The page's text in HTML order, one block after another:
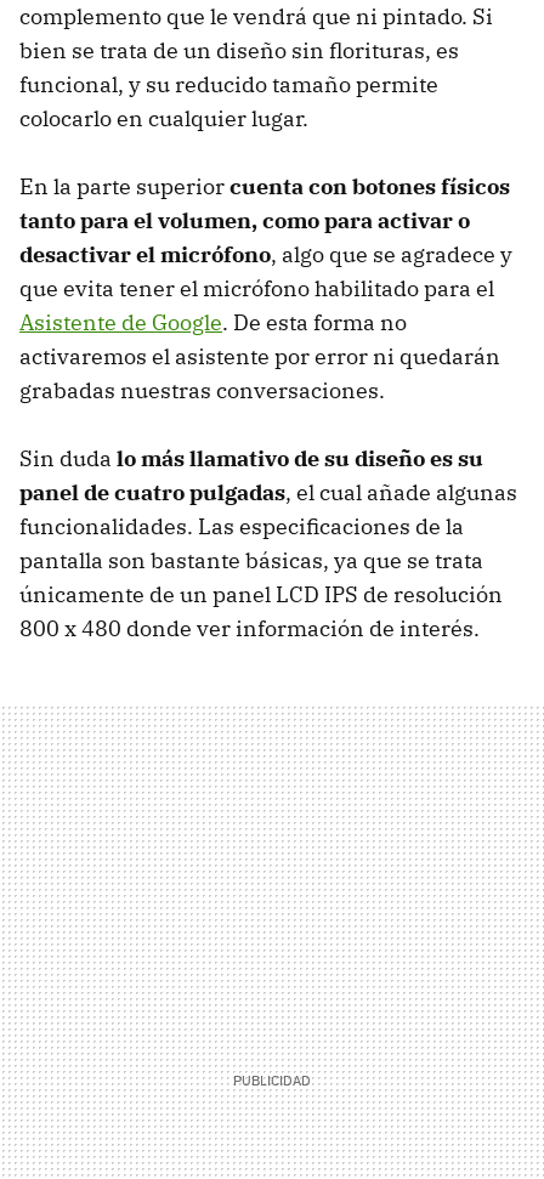
complemento que le vendrá que ni pintado. Si
bien se trata de un diseño sin florituras, es
funcional, y su reducido tamaño permite
colocarlo en cualquier lugar.
En la parte superiorcuenta con botones físicos
tanto para el volumen, como para activar o
desactivar el micrófono, algo que se agradece y
que evita tener el micrófono habilitado para el
Asistente de Google. De esta forma no
activaremos el asistente por error ni quedarán
grabadas nuestras conversaciones.
Sin duda lo más llamativo de su diseño es su
panel de cuatro pulgadas, el cual añade algunas
funcionalidades. Las especificaciones de la
pantalla son bastante básicas, ya que se trata
únicamente de un panel LCD IPS de resolución
800 x 480 donde ver información de interés.